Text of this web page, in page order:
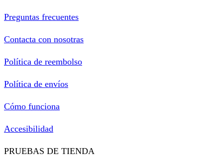
Preguntas frecuentes
Contacta con nosotras
Política de reembolso
Política de envíos
Cómo funciona
Accesibilidad
PRUEBAS DE TIENDA